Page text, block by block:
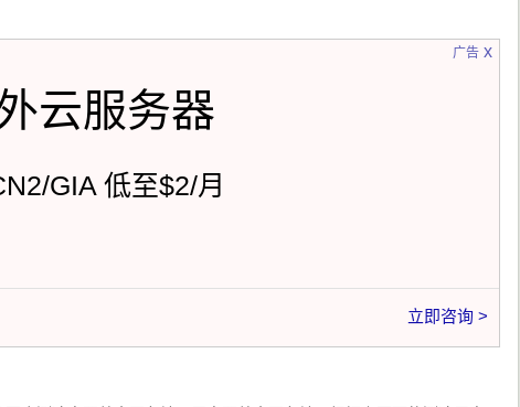
广告
云服务器
GIA 低至$2/月
立即咨询 >
x